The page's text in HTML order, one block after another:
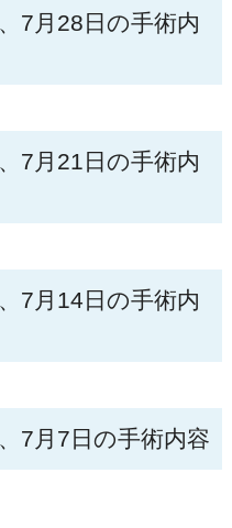
7月28日の手術内
7月21日の手術内
7月14日の手術内
7月7日の手術内容